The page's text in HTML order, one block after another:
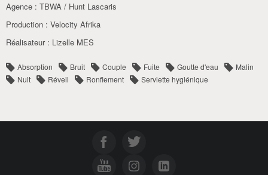
Agence : TBWA / Hunt Lascaris
Production : Velocity Afrika
Réalisateur : Lizelle MES
Absorption Bruit Couple Fuite Goutte d'eau
Malin
Nuit
Réveil Ronflement Serviette hygiénique